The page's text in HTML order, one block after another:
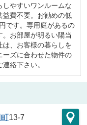
しやすいワンルームな
益費不要。お勧めの低
です。専用庭があるの
お部屋が明るい陽当
は、お客様の暮らしを
ーズに合わせた物件の
絡下さい。
13-7